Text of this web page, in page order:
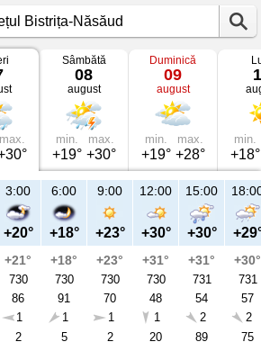
max.
Sâmbătă
08
august
min.
+19°
max.
+30°
Duminică
09
august
min.
+19°
max.
+28°
min.
+18°
3:00
+20°
+21°
730
86
1
2
6:00
+18°
+18°
730
91
1
5
9:00
+23°
+23°
730
70
1
2
12:00
+30°
+31°
730
48
1
20
15:00
+30°
+31°
731
54
2
89
+30°
731
57
2
75